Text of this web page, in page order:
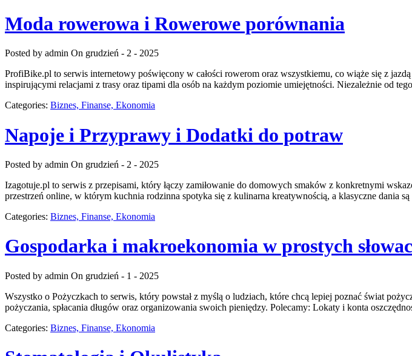
Moda rowerowa i Rowerowe porównania
Posted by admin On grudzień - 2 - 2025
ProfiBike.pl to serwis internetowy poświęcony w całości rowerom oraz wszystkiemu, co wiąże się z
inspirującymi relacjami z trasy oraz tipami dla osób na każdym poziomie umiejętności. Niezależnie od
Categories: Biznes, Finanse, Ekonomia
Napoje i Przyprawy i Dodatki do potraw
Posted by admin On grudzień - 2 - 2025
Izagotuje.pl to serwis z przepisami, który łączy zamiłowanie do domowych smaków z konkretnymi
przestrzeń online, w którym kuchnia rodzinna spotyka się z kulinarna kreatywnością, a klasyczne dania
Categories: Biznes, Finanse, Ekonomia
Gospodarka i makroekonomia w prostych
Posted by admin On grudzień - 1 - 2025
Wszystko o Pożyczkach to serwis, który powstał z myślą o ludziach, które chcą lepiej poznać świat
pożyczania, spłacania długów oraz organizowania swoich pieniędzy. Polecamy: Lokaty i konta
Categories: Biznes, Finanse, Ekonomia